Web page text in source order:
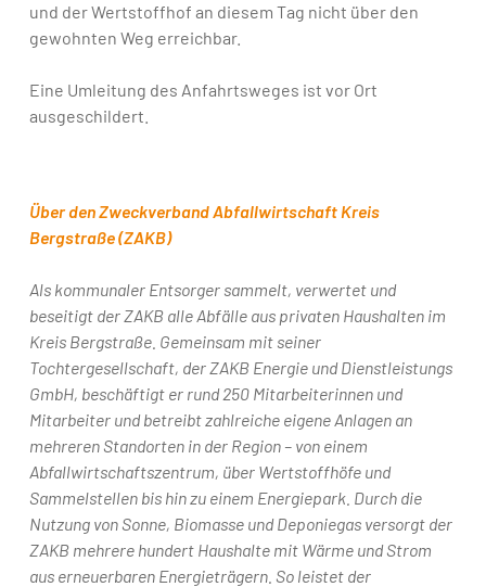
und der Wertstoffhof an diesem Tag nicht über den
gewohnten Weg erreichbar.
Eine Umleitung des Anfahrtsweges ist vor Ort
ausgeschildert.
Über den Zweckverband Abfallwirtschaft Kreis
Bergstraße (ZAKB)
Als kommunaler Entsorger sammelt, verwertet und
beseitigt der ZAKB alle Abfälle aus privaten Haushalten im
Kreis Bergstraße. Gemeinsam mit seiner
Tochtergesellschaft, der ZAKB Energie und Dienstleistungs
GmbH, beschäftigt er rund 250 Mitarbeiterinnen und
Mitarbeiter und betreibt zahlreiche eigene Anlagen an
mehreren Standorten in der Region – von einem
Abfallwirtschaftszentrum, über Wertstoffhöfe und
Sammelstellen bis hin zu einem Energiepark. Durch die
Nutzung von Sonne, Biomasse und Deponiegas versorgt der
ZAKB mehrere hundert Haushalte mit Wärme und Strom
aus erneuerbaren Energieträgern. So leistet der